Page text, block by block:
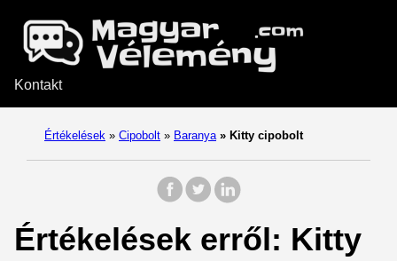
Kontakt
Értékelések » Cipobolt » Baranya » Kitty cipobolt
Értékelések erről: Kitty